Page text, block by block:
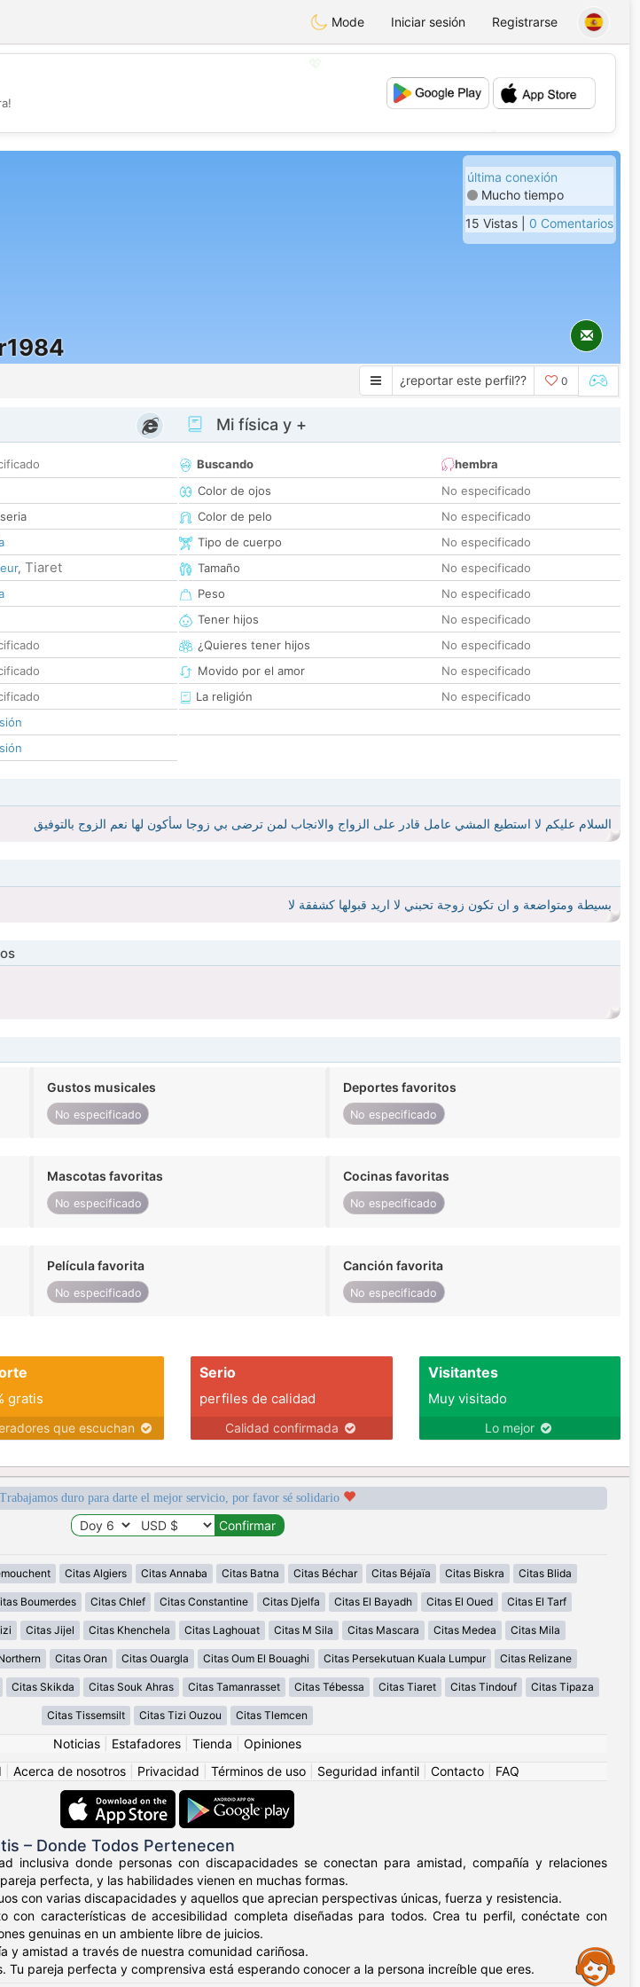
Mode Iniciar sesión Registrarse
💕
última conexión
Mucho tiempo
15 Vistas | 0 Comentarios
¿reportar este perfil?? 0
, Tiaret
Mi física y +
Buscando
hembra
Color de ojos
No especificado
Color de pelo
No especificado
Tipo de cuerpo
No especificado
Tamaño
No especificado
Peso
No especificado
Tener hijos
No especificado
¿Quieres tener hijos
No especificado
Movido por el amor
No especificado
La religión
No especificado
السلام عليكم لا استطيع المشي عامل قادر على الزواج والانجاب لمن ترضى بي زوجا سأكون لها نعم الزوج بالتوفيق
بسيطة ومتواضعة و ان تكون زوجة تحبني لا اريد قبولها كشفقة لا
Gustos musicales
No especificado
Deportes favoritos
No especificado
Mascotas favoritas
No especificado
Cocinas favoritas
No especificado
Película favorita
No especificado
Canción favorita
No especificado
gratis
que escuchan
Serio
perfiles de calidad
Calidad confirmada
Visitantes
Muy visitado
Lo mejor
Trabajamos duro para darte el mejor servicio, por favor sé solidario
Citas Algiers Citas Annaba Citas Batna Citas Béchar Citas Béjaïa Citas Biskra Citas Blida
Boumerdes Citas Chlef Citas Constantine Citas Djelfa Citas El Bayadh Citas El Oued Citas El Tarf
Citas Jijel Citas Khenchela Citas Laghouat Citas M Sila Citas Mascara Citas Medea Citas Mila
Citas Oran Citas Ouargla Citas Oum El Bouaghi Citas Persekutuan Kuala Lumpur Citas Relizane
Citas Skikda Citas Souk Ahras Citas Tamanrasset Citas Tébessa Citas Tiaret Citas Tindouf Citas Tipaza
Citas Tissemsilt Citas Tizi Ouzou Citas Tlemcen
Noticias Estafadores Tienda
Opiniones
Acerca de nosotros Privacidad Términos de uso Seguridad infantil Contacto FAQ
– Donde Todos Pertenecen
inclusiva donde personas con discapacidades se conectan para amistad, compañía y relaciones
perfecta, y las habilidades vienen en muchas formas.
con varias discapacidades y aquellos que aprecian perspectivas únicas, fuerza y resistencia.
con características de accesibilidad completa diseñadas para todos. Crea tu perfil, conéctate con
genuinas en un ambiente libre de juicios.
y amistad a través de nuestra comunidad cariñosa.
Tu pareja perfecta y comprensiva está esperando conocer a la persona increíble que eres.